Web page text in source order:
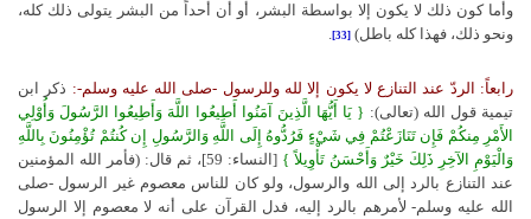
وأما كون ذلك لا يكون إلا بواسطة البشر، أو أن أحداً من البشر يتولى ذلك كله،
ونحو ذلك، فهذا كله باطل) [33]
.
رابعاً: الردّ عند التنازع لا يكون إلا لله وللرسول -صلى الله عليه وسلم-: ذكر ابن
تيمية قول الله (تعالى): { يَا أَيُّهَا الَّذِينَ آمَنُوا أَطِيعُوا اللَّهَ وَأَطِيعُوا الرَّسُولَ وَأُوْلِي
الأَمْرِ مِنكُمْ فَإِن تَنَازَعْتُمْ فِي شَيْءٍ فَرُدُّوهُ إِلَى اللَّهِ وَالرَّسُولِ إِن كُنتُمْ تُؤْمِنُونَ بِاللَّهِ
وَالْيَوْمِ الآخِرِ ذَلِكَ خَيْرٌ وَأَحْسَنُ تَأْوِيلاً }
[النساء: 59]، ثم قال: (فأمر الله المؤمنين
عند التنازع بالرد إلى الله والرسول، ولو كان للناس معصوم غير الرسول -صلى
الله عليه وسلم- لأمرهم بالرد إليه، فدل القرآن على أنه لا معصوم إلا الرسول